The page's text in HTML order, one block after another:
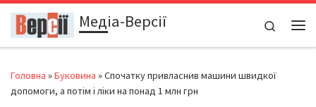
Перейти до вмістуМедіа-Версії
Search
Головна »Буковина »Спочатку привласнив машини швидкої
допомоги, а потім і ліки на понад 1 млн грн